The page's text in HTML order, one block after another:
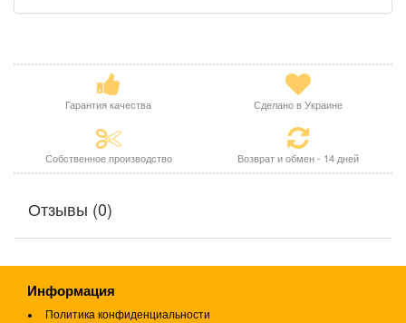
Гарантия качества Сделано в Украине
Собственное производство Возврат и обмен - 14 дней
Отзывы (0)
Информация
Политика конфиденциальности